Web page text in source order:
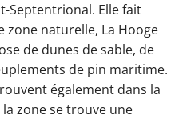
Septentrional. Elle fait
naturelle, La Hooge
de dunes de sable, de
de pin maritime.
également dans la
zone se trouve une